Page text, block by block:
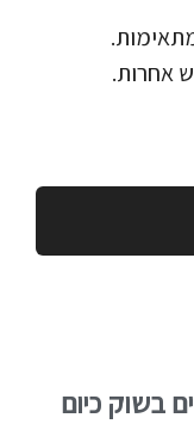
אחרות.
בשוק כיום